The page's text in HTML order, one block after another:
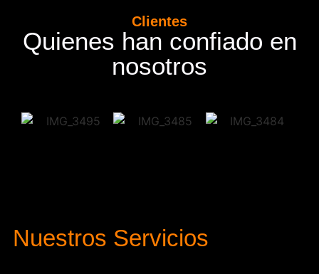
Clientes
Quienes han confiado en
nosotros
Nuestros Servicios